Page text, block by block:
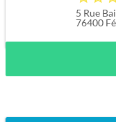
5 Rue
76400